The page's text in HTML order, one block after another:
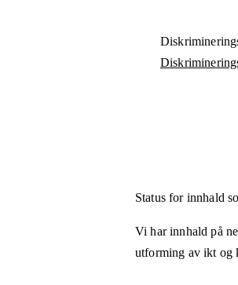
Status for innhald
Vi har innhald på
utforming av ikt og